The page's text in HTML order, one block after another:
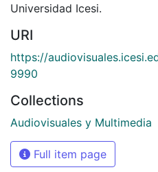
Universidad Icesi.
URI
https://
9990
Collections
Audiovisuales y Multimedia
Full item page